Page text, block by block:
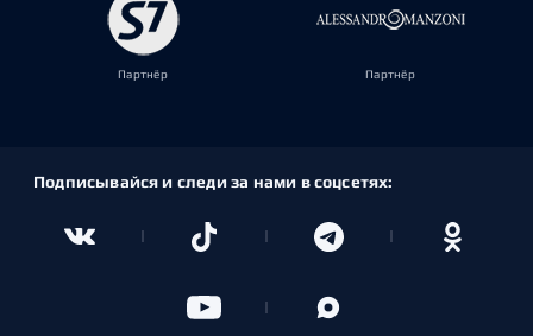
Партнёр Партнёр
Подписывайся и следи за нами в соцсетях: